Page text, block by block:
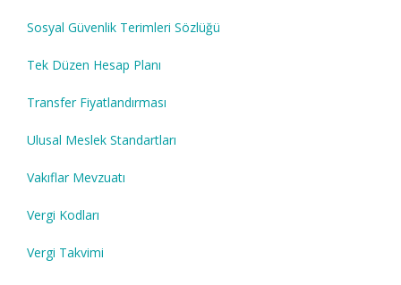
Sosyal Güvenlik Terimleri Sözlüğü
Tek Düzen Hesap Planı
Transfer Fiyatlandırması
Ulusal Meslek Standartları
Vakıflar Mevzuatı
Vergi Kodları
Vergi Takvimi